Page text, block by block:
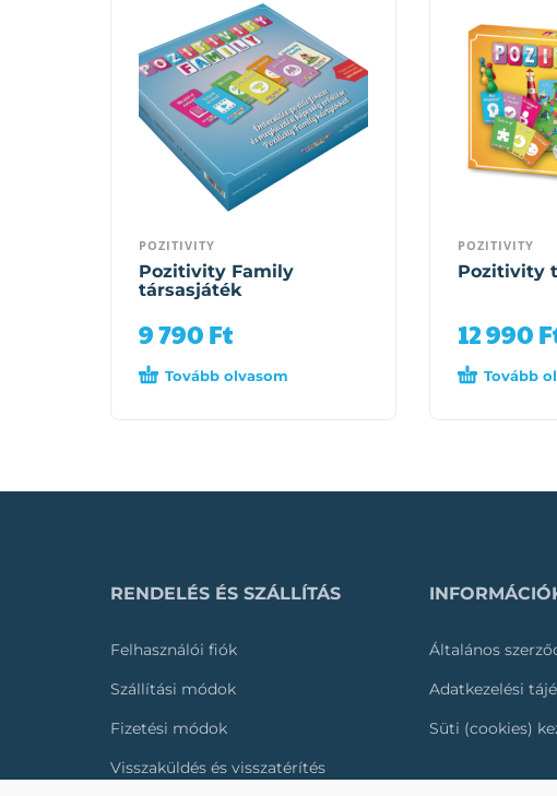
POZITIVITY
Pozitivity Family
társasjáték
9 790Ft
Tovább olvasom
POZITIVITY
Pozitivity
12 990
Tovább
RENDELÉS ÉS SZÁLLÍTÁS
Felhasználói fiók
Szállítási módok
Fizetési módok
Visszaküldés és visszatérítés
Általános
Adatkezelési
Süti (cookies)